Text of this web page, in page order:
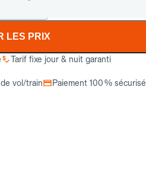
LES PRIX
Tarif fixe jour & nuit garanti
vol/train
Paiement 100 % sécurisé